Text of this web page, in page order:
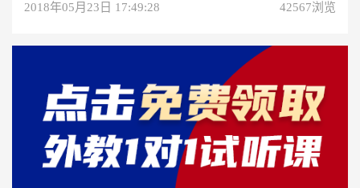
2018年05月23日 17:49:28
42567浏览